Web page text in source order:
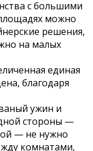
с большими
можно
решения,
на малых
единая
благодаря
ужин и
стороны —
— не нужно
комнатами,